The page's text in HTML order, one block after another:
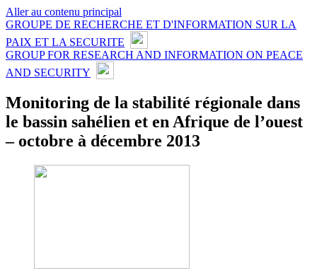
Aller au contenu principal
GROUPE DE RECHERCHE ET D'INFORMATION SUR LA
PAIX ET LA SECURITE
GROUP FOR RESEARCH AND INFORMATION ON PEACE
AND SECURITY
Monitoring de la stabilité régionale dans
le bassin sahélien et en Afrique de l’ouest
– octobre à décembre 2013